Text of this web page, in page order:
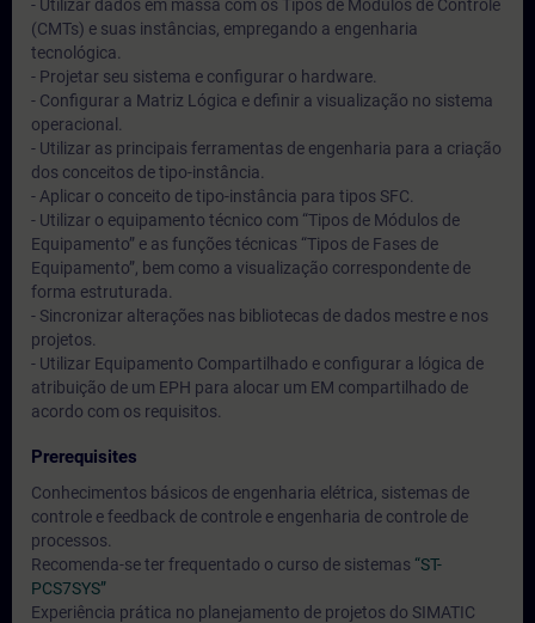
- Utilizar dados em massa com os Tipos de Módulos de Controle
(CMTs) e suas instâncias, empregando a engenharia
tecnológica.
- Projetar seu sistema e configurar o hardware.
- Configurar a Matriz Lógica e definir a visualização no sistema
operacional.
- Utilizar as principais ferramentas de engenharia para a criação
dos conceitos de tipo-instância.
- Aplicar o conceito de tipo-instância para tipos SFC.
- Utilizar o equipamento técnico com “Tipos de Módulos de
Equipamento” e as funções técnicas “Tipos de Fases de
Equipamento”, bem como a visualização correspondente de
forma estruturada.
- Sincronizar alterações nas bibliotecas de dados mestre e nos
projetos.
- Utilizar Equipamento Compartilhado e configurar a lógica de
atribuição de um EPH para alocar um EM compartilhado de
acordo com os requisitos.
Prerequisites
Conhecimentos básicos de engenharia elétrica, sistemas de
controle e feedback de controle e engenharia de controle de
processos.
Recomenda-se ter frequentado o curso de sistemas “ST-
PCS7SYS”
Experiência prática no planejamento de projetos do SIMATIC